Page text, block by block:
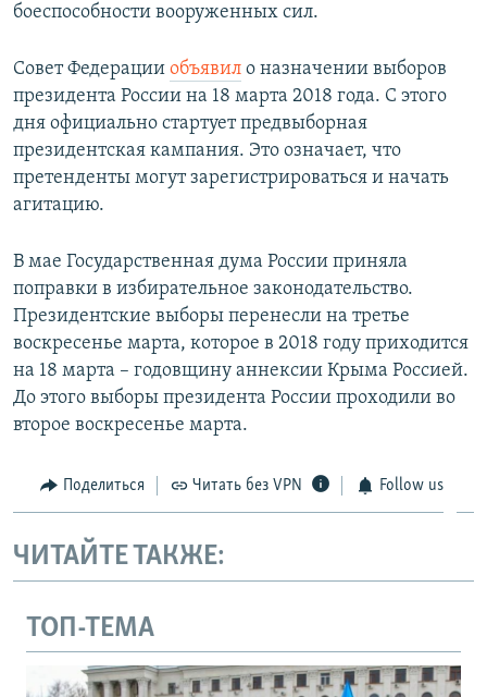
боеспособности вооруженных сил.
Совет Федерации объявил о назначении выборов
президента России на 18 марта 2018 года. С этого
дня официально стартует предвыборная
президентская кампания. Это означает, что
претенденты могут зарегистрироваться и начать
агитацию.
В мае Государственная дума России приняла
поправки в избирательное законодательство.
Президентские выборы перенесли на третье
воскресенье марта, которое в 2018 году приходится
на 18 марта – годовщину аннексии Крыма Россией.
До этого выборы президента России проходили во
второе воскресенье марта.
Поделиться Читать без VPN Follow us
ЧИТАЙТЕ ТАКЖЕ:
ТОП-ТЕМА